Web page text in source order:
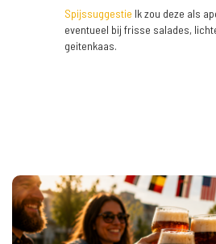
Spijssuggestie Ik zou deze als
eventueel bij frisse salades,
geitenkaas.